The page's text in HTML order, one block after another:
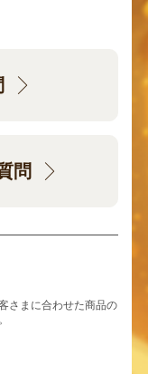
問
さまに合わせた商品の